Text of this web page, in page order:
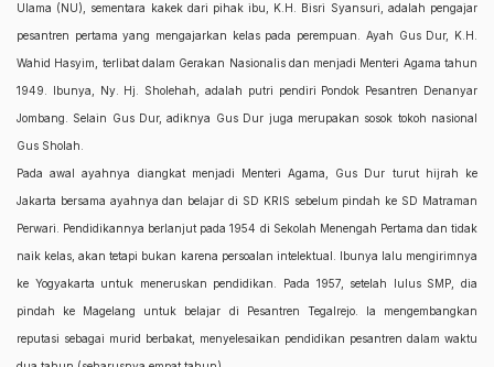
Ulama (NU), sementara kakek dari pihak ibu, K.H. Bisri Syansuri, adalah pengajar
pesantren pertama yang mengajarkan kelas pada perempuan. Ayah Gus Dur, K.H.
Wahid Hasyim, terlibat dalam Gerakan Nasionalis dan menjadi Menteri Agama tahun
1949. Ibunya, Ny. Hj. Sholehah, adalah putri pendiri Pondok Pesantren Denanyar
Jombang. Selain Gus Dur, adiknya Gus Dur juga merupakan sosok tokoh nasional
Gus Sholah.
Pada awal ayahnya diangkat menjadi Menteri Agama, Gus Dur turut hijrah ke
Jakarta bersama ayahnya dan belajar di SD KRIS sebelum pindah ke SD Matraman
Perwari. Pendidikannya berlanjut pada 1954 di Sekolah Menengah Pertama dan tidak
naik kelas, akan tetapi bukan karena persoalan intelektual. Ibunya lalu mengirimnya
ke Yogyakarta untuk meneruskan pendidikan. Pada 1957, setelah lulus SMP, dia
pindah ke Magelang untuk belajar di Pesantren Tegalrejo. Ia mengembangkan
reputasi sebagai murid berbakat, menyelesaikan pendidikan pesantren dalam waktu